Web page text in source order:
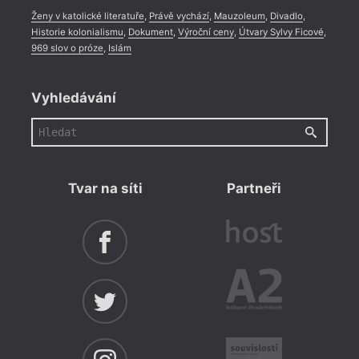
Ženy v katolické literatuře, Právě vychází, Mauzoleum, Divadlo,
Historie kolonialismu, Dokument, Výroční ceny, Útvary Sylvy Ficové,
969 slov o próze, Islám
Vyhledávání
Tvar na síti Partneři